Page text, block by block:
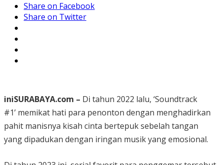
Share on Facebook
Share on Twitter
iniSURABAYA.com – Di tahun 2022 lalu, ‘Soundtrack
#1’ memikat hati para penonton dengan menghadirkan
pahit manisnya kisah cinta bertepuk sebelah tangan
yang dipadukan dengan iringan musik yang emosional.